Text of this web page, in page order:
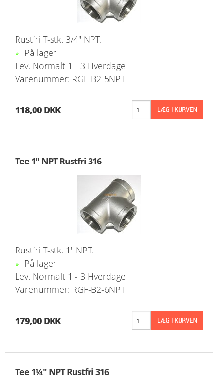
Rustfri T-stk. 3/4" NPT.
På lager
Lev. Normalt 1 - 3 Hverdage
Varenummer: RGF-B2-5NPT
118,00 DKK
Tee 1" NPT Rustfri 316
Rustfri T-stk. 1" NPT.
På lager
Lev. Normalt 1 - 3 Hverdage
Varenummer: RGF-B2-6NPT
179,00 DKK
Tee 1¼" NPT Rustfri 316